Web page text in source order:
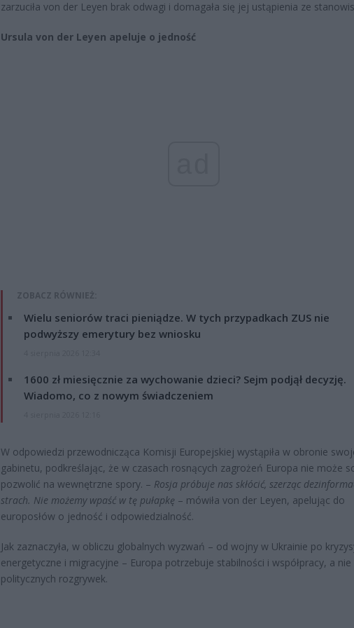
zarzuciła von der Leyen brak odwagi i domagała się jej ustąpienia ze
Ursula von der Leyen apeluje o jedność
ZOBACZ RÓWNIEŻ:
Wielu seniorów traci pieniądze. W tych przypadkach ZUS nie
podwyższy emerytury bez wniosku
1600 zł miesięcznie za wychowanie dzieci? Sejm podjął decyzję.
Wiadomo, co z nowym świadczeniem
W odpowiedzi przewodnicząca Komisji Europejskiej wystąpiła w obronie
gabinetu, podkreślając, że w czasach rosnących zagrożeń Europa nie może
pozwolić na wewnętrzne spory. – Rosja próbuje nas skłócić, szerząc
strach. Nie możemy wpaść w tę pułapkę – mówiła von der Leyen, apelując do
europosłów o jedność i odpowiedzialność.
Jak zaznaczyła, w obliczu globalnych wyzwań – od wojny w Ukrainie po
energetyczne i migracyjne – Europa potrzebuje stabilności i współpracy, a nie
politycznych rozgrywek.